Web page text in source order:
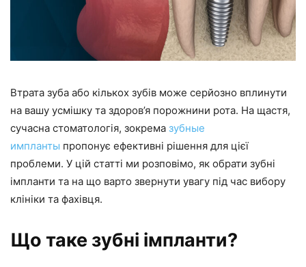
Втрата зуба або кількох зубів може серйозно вплинути
на вашу усмішку та здоров’я порожнини рота. На щастя,
сучасна стоматологія, зокрема зубные
импланты пропонує ефективні рішення для цієї
проблеми. У цій статті ми розповімо, як обрати зубні
імпланти та на що варто звернути увагу під час вибору
клініки та фахівця.
Що таке зубні імпланти?